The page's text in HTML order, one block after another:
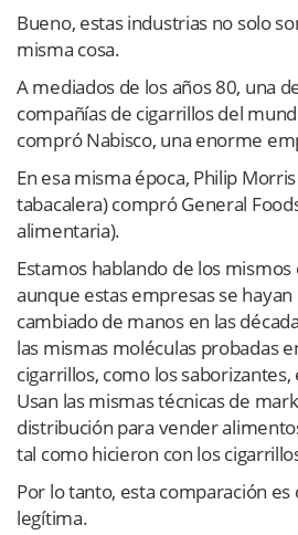
Bueno, estas industrias no solo
misma cosa.
A mediados de los años 80, una
compañías de cigarrillos del
compró Nabisco, una enorme
En esa misma época, Philip
tabacalera) compró General
alimentaria).
Estamos hablando de los
aunque estas empresas se
cambiado de manos en las
las mismas moléculas probadas
cigarrillos, como los
Usan las mismas técnicas de
distribución para vender
tal como hicieron con los
Por lo tanto, esta comparación
legítima.